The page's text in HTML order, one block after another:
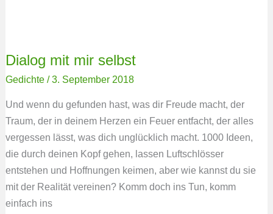
Dialog mit mir selbst
Gedichte/3. September 2018
Und wenn du gefunden hast, was dir Freude macht, der
Traum, der in deinem Herzen ein Feuer entfacht, der alles
vergessen lässt, was dich unglücklich macht. 1000 Ideen,
die durch deinen Kopf gehen, lassen Luftschlösser
entstehen und Hoffnungen keimen, aber wie kannst du sie
mit der Realität vereinen? Komm doch ins Tun, komm
einfach ins